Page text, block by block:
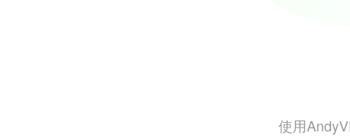
使用